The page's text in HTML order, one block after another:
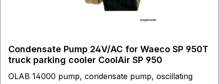
Condensate Pump 24V/AC for Waeco SP 950T
truck parking cooler CoolAir SP 950
OLAB 14000 pump, condensate pump, oscillating